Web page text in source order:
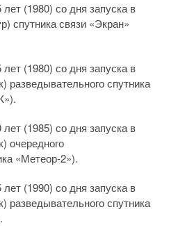
(1980) со дня запуска в
спутника связи «Экран»
(1980) со дня запуска в
спутника
(1985) со дня запуска в
очередного
«Метеор-2»).
(1990) со дня запуска в
спутника